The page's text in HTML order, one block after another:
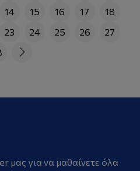
14 15 16 17
18
23 24 25 26
27
μας για να μαθαίνετε όλα